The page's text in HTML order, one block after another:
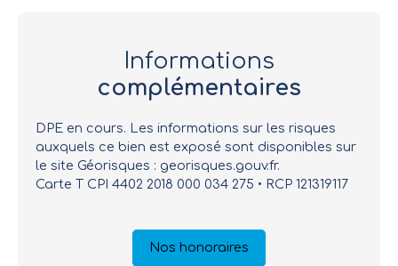
Informations
complémentaires
DPE en cours. Les informations sur les risques
auxquels ce bien est exposé sont disponibles sur
le site Géorisques : georisques.gouv.fr.
Carte T CPI 4402 2018 000 034 275 • RCP 121319117
Nos honoraires